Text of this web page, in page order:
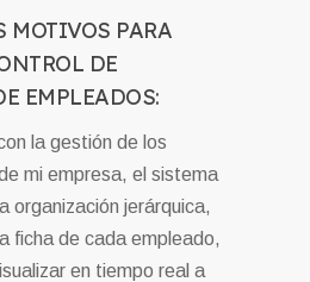
MOTIVOS PARA
DE
EMPLEADOS:
la gestión de los
mi empresa, el sistema
organización jerárquica,
ficha de cada empleado,
en tiempo real a